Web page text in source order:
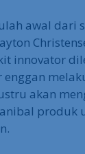
awal dari
innovator
enggan
akan
produk